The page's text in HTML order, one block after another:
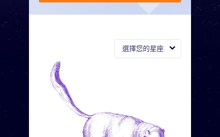
選擇您的星座